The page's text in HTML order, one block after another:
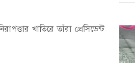
খাতিরে তাঁরা প্রেসিডেন্ট